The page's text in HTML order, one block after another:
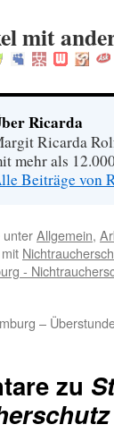
mit
Ricarda
Ricarda
mehr als
Beiträge von
unterAllgemein,
-
–
zu